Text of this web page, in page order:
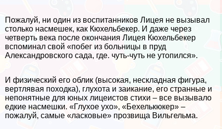
Пожалуй, ни один из воспитанников Лицея не вызывал
столько насмешек, как Кюхельбекер. И даже через
четверть века после окончания Лицея Кюхельбекер
вспоминал свой «побег из больницы в пруд
Александровского сада, где. чуть-чуть не утопился».
И физический его облик (высокая, нескладная фигура,
вертлявая походка), глухота и заикание, его странные и
непонятные для юных лицеистов стихи – все вызывало
едкие насмешки. «Глухое ухо», «Бехелькюкер» –
пожалуй, самые «ласковые» прозвища Вильгельма.